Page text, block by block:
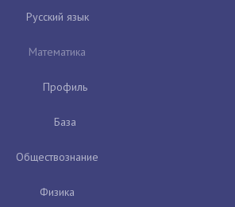
Русский язык
Математика
Профиль
База
Обществознание
Физика